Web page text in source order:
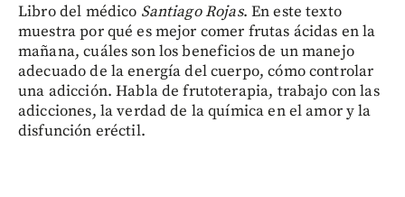
Libro del médico Santiago Rojas. En este texto
muestra por qué es mejor comer frutas ácidas en la
mañana, cuáles son los beneficios de un manejo
adecuado de la energía del cuerpo, cómo controlar
una adicción. Habla de frutoterapia, trabajo con las
adicciones, la verdad de la química en el amor y la
disfunción eréctil.